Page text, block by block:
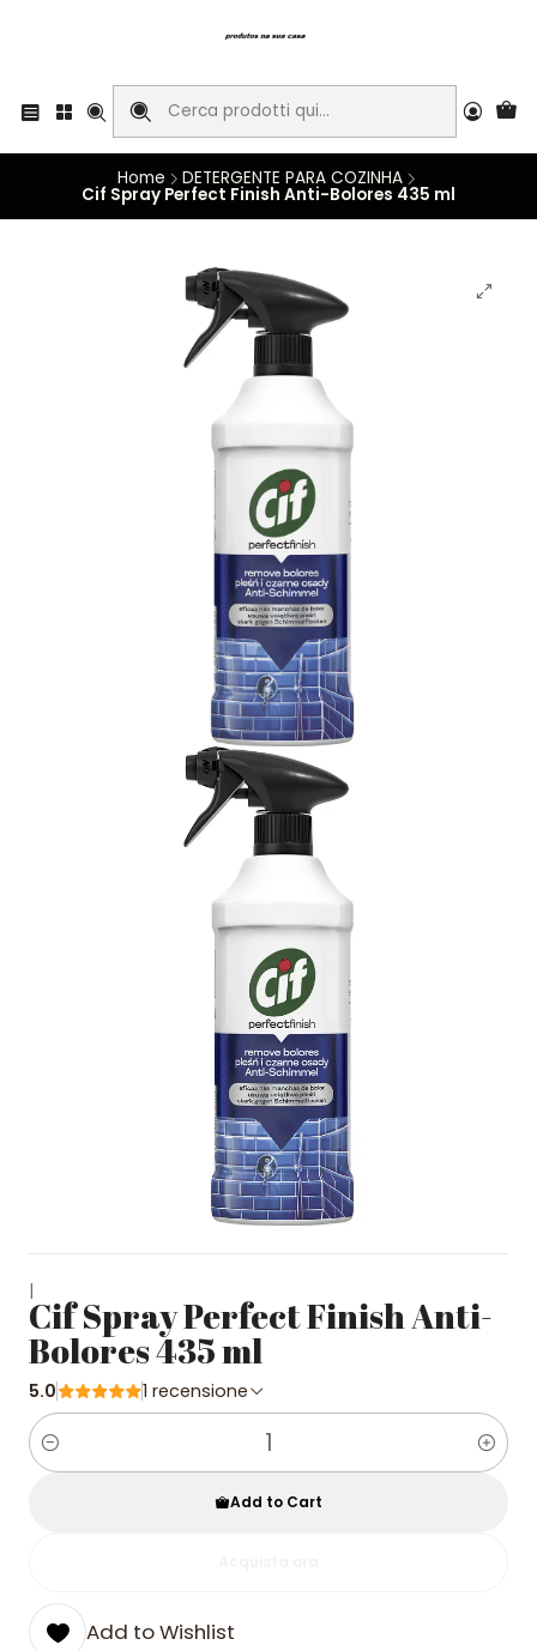
Home DETERGENTE PARA COZINHA
Cif Spray Perfect Finish Anti-Bolores 435 ml
|
Cif Spray Perfect Finish Anti-
Bolores 435 ml
5.0 1 recensione
Quantity
Add to Cart
Add to Wishlist